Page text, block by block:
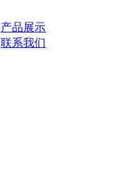
产品展示
联系我们